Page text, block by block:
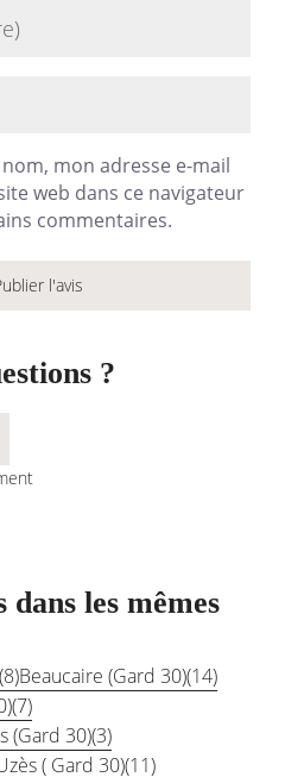
mon adresse e-mail
web dans ce navigateur
commentaires.
?
les mêmes
Beaucaire (Gard 30)(14)
(7)
(Gard 30)(3)
( Gard 30)(11)